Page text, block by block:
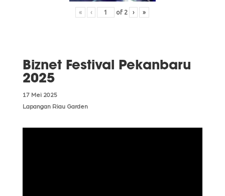
« ‹ of 2 › »
Biznet Festival Pekanbaru
2025
17 Mei 2025
Lapangan Riau Garden